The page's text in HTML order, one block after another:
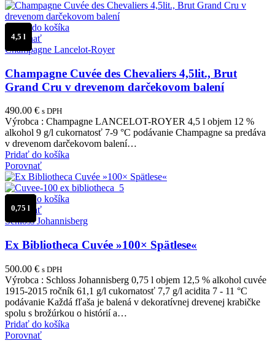
Pridať do košíka
Porovnať
Champagne Lancelot-Royer
Champagne Cuvée des Chevaliers 4,5lit., Brut
Grand Cru v drevenom darčekovom balení
490.00 € s DPH
4,5 l
Výrobca : Champagne LANCELOT-ROYER 4,5 l objem 12 %
alkohol 9 g/l cukornatosť 7-9 °C podávanie Champagne sa predáva
v drevenom darčekovom balení…
Pridať do košíka
Porovnať
Pridať do košíka
Porovnať
Schloss Johannisberg
Ex Bibliotheca Cuvée »100× Spätlese«
500.00 € s DPH
0,75 l
Výrobca : Schloss Johannisberg 0,75 l objem 12,5 % alkohol cuvée
1915-2015 ročník 61,1 g/l cukornatosť 7,7 g/l acidita 7 - 11 °C
podávanie Každá fľaša je balená v dekoratívnej drevenej krabičke
spolu s brožúrkou o histórií a…
Pridať do košíka
Porovnať